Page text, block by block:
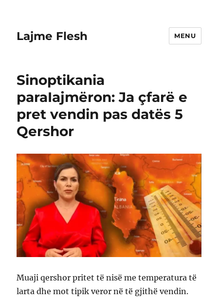
Lajme Flesh MENU
Sinoptikania
paraIajmëron: Ja çfarë e
pret vendin pas datës 5
Qershor
Muaji qershor pritet të nisë me temperatura të
larta dhe mot tipik veror në të gjithë vendin.